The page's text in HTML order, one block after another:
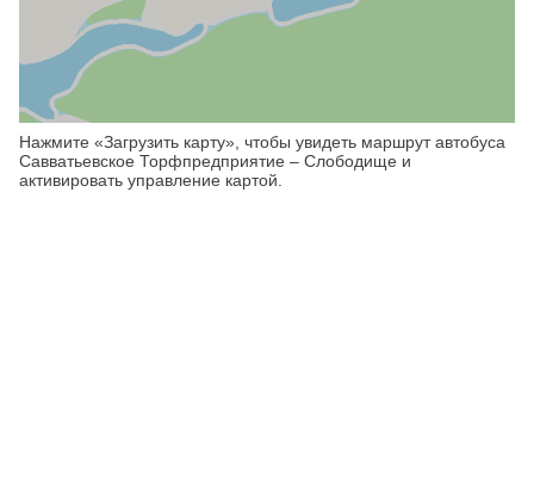
Нажмите «Загрузить карту», чтобы увидеть маршрут автобуса
Савватьевское Торфпредприятие – Слободище и
активировать управление картой.